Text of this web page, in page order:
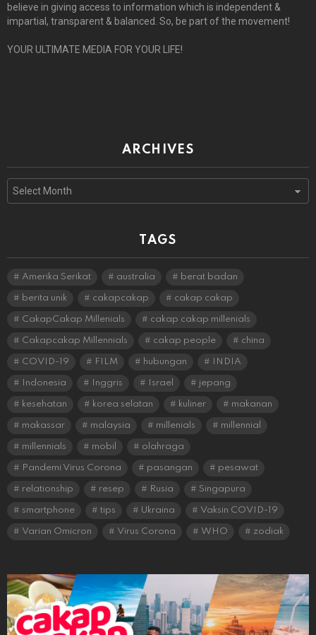
believe in giving access to information which is independent &
impartial, transparent & balanced. So, be part of the movement!
YOUR ULTIMATE MEDIA FOR YOUR LIFE!
ARCHIVES
TAGS
Amerika Serikat australia berat badan
berita unik cakapcakap cakap cakap
CakapCakap Millenials cakap cakap millenials
Cakapcakap Millennials cakap people china
COVID-19 FILM hubungan INDIA
Indonesia Inggris Israel jepang
kesehatan korea selatan kuliner makanan
makassar malaysia millenials millennial
millennials mobil olahraga
Pandemi Virus Corona pasangan pesawat
relationship resep Rusia Singapura
smartphone tips Ukraina Vaksin COVID-19
Varian Omicron Virus Corona WHO zodiak